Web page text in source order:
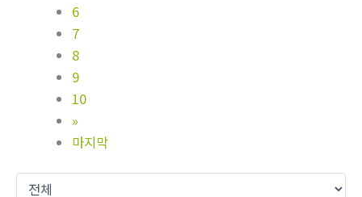
6
7
8
9
10
»
마지막